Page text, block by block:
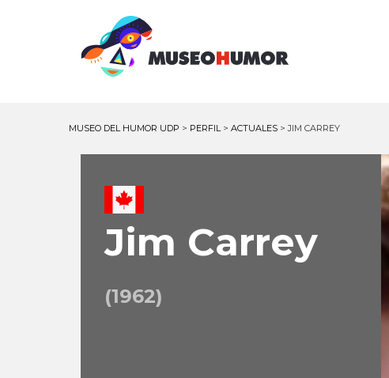
MUSEO DEL HUMOR UDP > PERFIL> ACTUALES >JIM CARREY
Jim Carrey
(1962)